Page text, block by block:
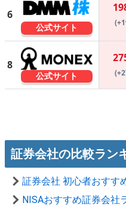
6
公式サイト
8
公式サイト
証券会社の比較ラン
証券会社 初心者おすす
NISAおすすめ証券会社